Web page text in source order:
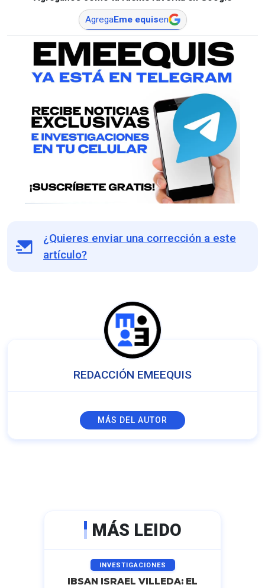
AgregaEme equisen
¿Quieres enviar una corrección a este
artículo?
REDACCIÓN EMEEQUIS
MÁS DEL AUTOR
MÁS LEIDO
INVESTIGACIONES
IBSAN ISRAEL VILLEDA: EL